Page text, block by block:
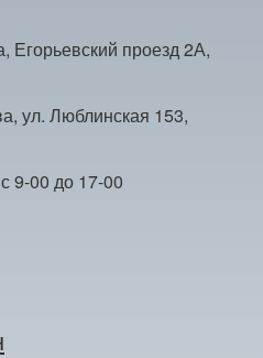
проезд 2А,
ул. Люблинская 153,
9-00 до 17-00